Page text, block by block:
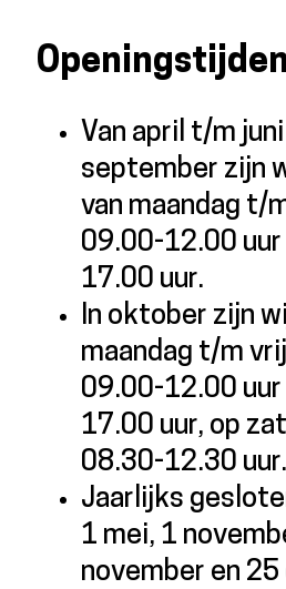
Openingstijden
Van april t/m juni
september zijn
van maandag t/
09.00-12.00 uur
17.00 uur.
In oktober zijn
maandag t/m
09.00-12.00 uur
17.00 uur, op
08.30-12.30 uur.
Jaarlijks
1 mei, 1
november en